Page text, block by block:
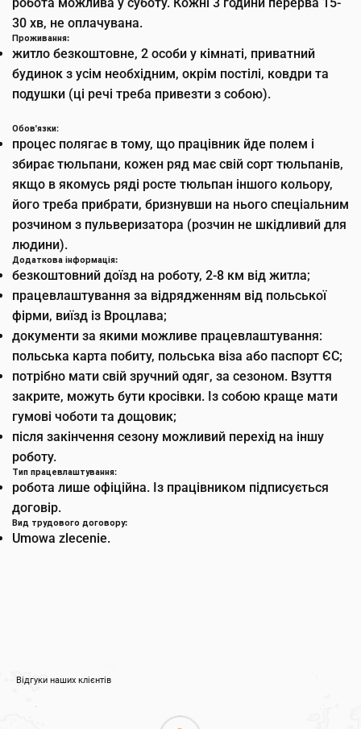
Відгуки наших клієнтів
30 хв, не оплачувана.
Проживання:
житло безкоштовне, 2 особи у кімнаті, приватний
будинок з усім необхідним, окрім постілі, ковдри та
подушки (ці речі треба привезти з собою).
Обов'язки:
процес полягає в тому, що працівник йде полем і
збирає тюльпани, кожен ряд має свій сорт тюльпанів,
якщо в якомусь ряді росте тюльпан іншого кольору,
його треба прибрати, бризнувши на нього спеціальним
розчином з пульверизатора (розчин не шкідливий для
людини).
Додаткова інформація:
безкоштовний доїзд на роботу, 2-8 км від житла;
працевлаштування за відрядженням від польської
фірми, виїзд із Вроцлава;
документи за якими можливе працевлаштування:
польська карта побиту, польська віза або паспорт ЄС;
потрібно мати свій зручний одяг, за сезоном. Взуття
закрите, можуть бути кросівки. Із собою краще мати
гумові чоботи та дощовик;
після закінчення сезону можливий перехід на іншу
роботу.
Тип працевлаштування:
робота лише офіційна. Із працівником підписується
договір.
Вид трудового договору:
Umowa zlecenie.